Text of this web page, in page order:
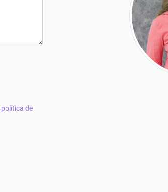
política de